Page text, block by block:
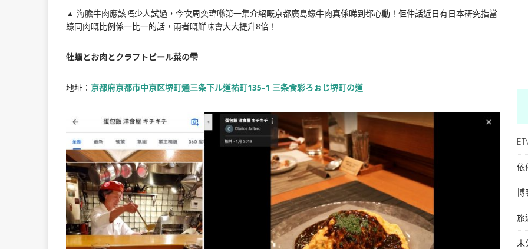
▲ 海膽牛肉應該唔少人試過，今次周奕瑋喺第一集介紹嘅京都廣島蠔牛肉真係睇到都心動！佢仲話近日有日本研究指當
蠔同肉嘅比例係一比一的話，兩者嘅鮮味會大大提升8倍！
牡蠣とお肉とクラフトビール菜の雫
地址： 京都府京都市中京区堺町通三条下ル道祐町135-1 三条食彩ろぉじ堺町の道
依
博
旅
未